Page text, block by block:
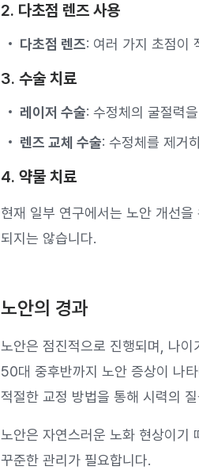
2. 다초점 렌즈 사용
다초점 렌즈: 여러 가지 초점이
3. 수술 치료
레이저 수술: 수정체의 굴절력
렌즈 교체 수술: 수정체를 제거
4. 약물 치료
현재 일부 연구에서는 노안 개선
되지는 않습니다.
노안의 경과
노안은 점진적으로 진행되며, 나
50대 중후반까지 노안 증상이 나
적절한 교정 방법을 통해 시력의
노안은 자연스러운 노화 현상이기
꾸준한 관리가 필요합니다.